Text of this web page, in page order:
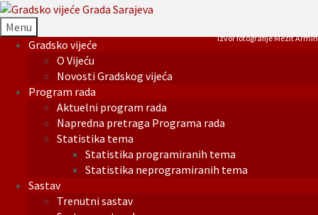
Menu
Gradsko vijeće
O Vijeću
Novosti Gradskog vijeća
Program rada
Aktuelni program rada
Napredna pretraga Programa rada
Statistika tema
Statistika programiranih tema
Statistika neprogramiranih tema
Sastav
Trenutni sastav
Izvor fotografije Mezit Armin